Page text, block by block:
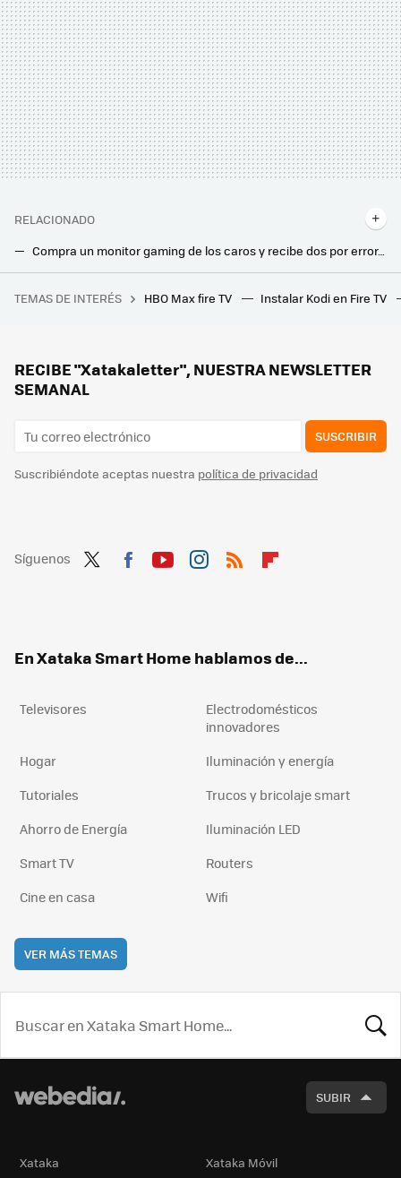
RELACIONADO
Compra un monitor gaming de los caros y recibe dos por error. En lugar de tener que devolverlo, Amazon se lo ha regalado
Compra en Amazon un procesador de 400 euros, quita una extraña pegatina y de repente tiene uno que vale 70 euros
Los bloqueos de IP de LaLiga ya afectan a la RAE o las webs de los ayuntamientos, mientras se puede seguir viendo el fútbol gratis
TEMAS DE INTERÉS HBO Max fire TV Instalar Kodi en Fire TV
RECIBE "Xatakaletter", NUESTRA NEWSLETTER
SEMANAL
SUSCRIBIR
Suscribiéndote aceptas nuestra política de privacidad
Síguenos
En Xataka Smart Home hablamos de...
Televisores
Electrodomésticos
innovadores
Hogar
Iluminación y energía
Tutoriales
Trucos y bricolaje smart
Ahorro de Energía
Iluminación LED
Smart TV
Routers
Cine en casa
Wifi
VER MÁS TEMAS
SUBIR
Xataka Xataka Móvil